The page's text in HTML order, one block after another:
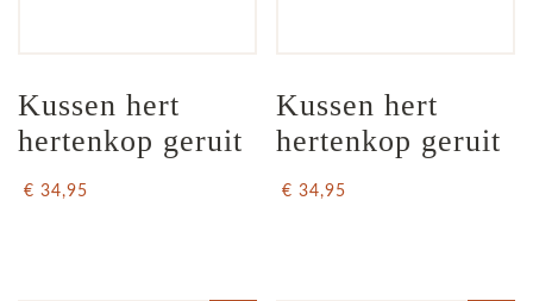
Kussen hert
hertenkop geruit
€ 34,95
Kussen hert
hertenkop geruit
€ 34,95